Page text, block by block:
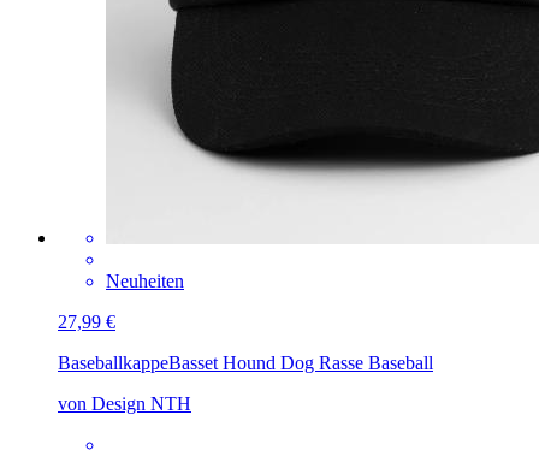
Neuheiten
27,99 €
BaseballkappeBasset Hound Dog Rasse Baseball
von Design NTH